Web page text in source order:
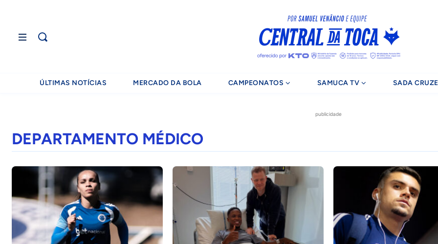
ÚLTIMAS NOTÍCIAS MERCADO DA BOLA CAMPEONATOS SAMUCA TV SADA
publicidade
DEPARTAMENTO MÉDICO